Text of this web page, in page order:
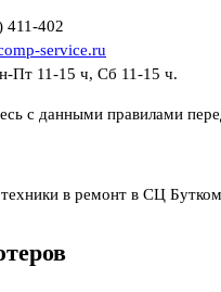
411-402
service.ru
Пт 11-15 ч, Сб 11-15 ч.
с данными правилами